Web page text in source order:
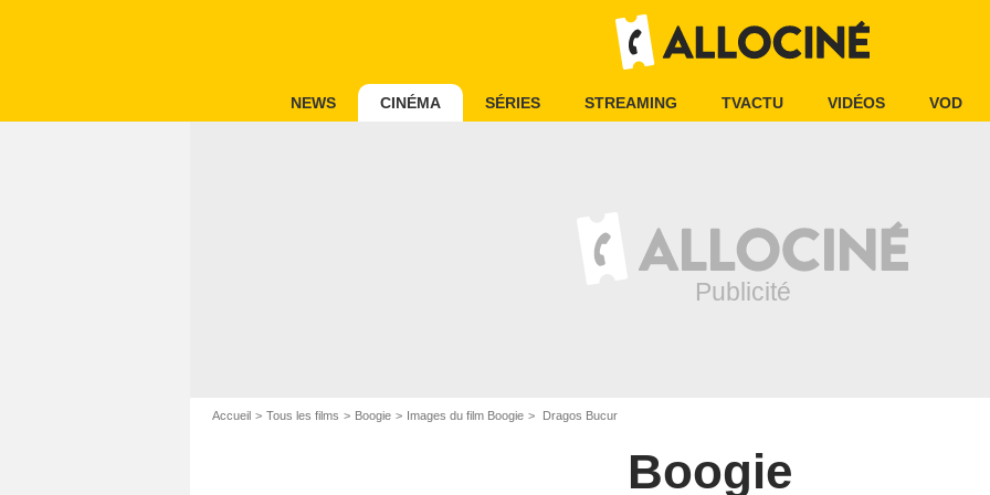
NEWS CINÉMA SÉRIES STREAMING TVACTU VIDÉOS VOD
Accueil Tous les films Boogie Images du film Boogie Dragos Bucur
Boogie